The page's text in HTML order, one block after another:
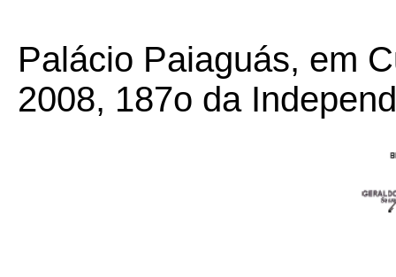
Palácio Paiaguás, em
2008, 187o da